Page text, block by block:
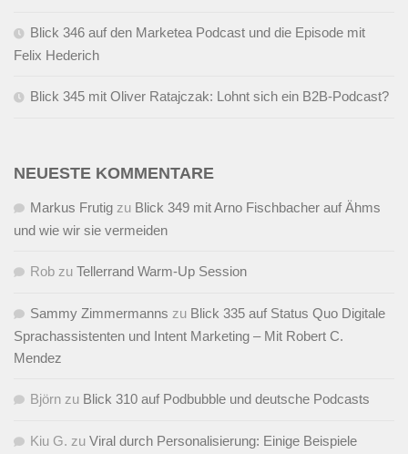
Blick 346 auf den Marketea Podcast und die Episode mit
Felix Hederich
Blick 345 mit Oliver Ratajczak: Lohnt sich ein B2B-Podcast?
NEUESTE KOMMENTARE
Markus Frutig zu Blick 349 mit Arno Fischbacher auf Ähms
und wie wir sie vermeiden
Rob zu Tellerrand Warm-Up Session
Sammy Zimmermanns zu Blick 335 auf Status Quo Digitale
Sprachassistenten und Intent Marketing – Mit Robert C.
Mendez
Björn zu Blick 310 auf Podbubble und deutsche Podcasts
Kiu G. zu Viral durch Personalisierung: Einige Beispiele